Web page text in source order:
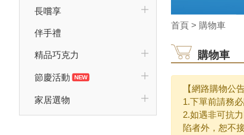
長嚐享
伴手禮
精品巧克力
節慶活動
家居選物
首頁 > 購物車
購物車
【網路購物公告
1.下單前請務
2.如遇非可抗
陷者外，恕不